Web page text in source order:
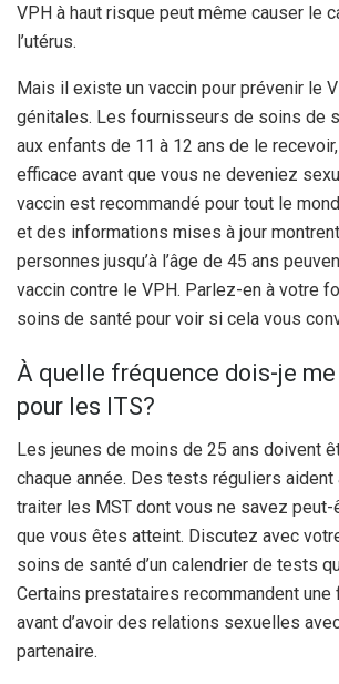
VPH à haut risque peut même causer le
l’utérus.
Mais il existe un vaccin pour prévenir le
génitales. Les fournisseurs de soins de
aux enfants de 11 à 12 ans de le
efficace avant que vous ne deveniez
vaccin est recommandé pour tout le
et des informations mises à jour
personnes jusqu’à l’âge de 45 ans
vaccin contre le VPH. Parlez-en à votre
soins de santé pour voir si cela vous
À quelle fréquence dois-je
pour les ITS?
Les jeunes de moins de 25 ans doivent
chaque année. Des tests réguliers
traiter les MST dont vous ne savez peut-
que vous êtes atteint. Discutez avec
soins de santé d’un calendrier de tests
Certains prestataires recommandent une
avant d’avoir des relations sexuelles
partenaire.